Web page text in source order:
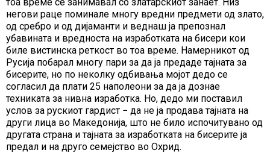
негови раце поминале многу вредни предмети од злато,
од сребро и од дијаманти и веднаш ја препознал
убавината и вредноста на изработката на бисери кои
биле вистинска реткост во тоа време. Намерникот од
Русија побарал многу пари за да ја предаде тајната за
бисерите, но по неколку одбивања мојот дедо се
согласил да плати 25 наполеони за да ја дознае
техниката за нивна изработка. Но, дедо ми поставил
услов за рускиот гардист − да не ја продава тајната на
други лица во Македонија, што не било испочитувано од
другата страна и тајната за изработката на бисерите ја
предал и на друго семејство во Охрид.